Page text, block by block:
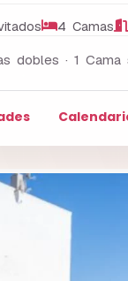
4 Camas
dobles · 1